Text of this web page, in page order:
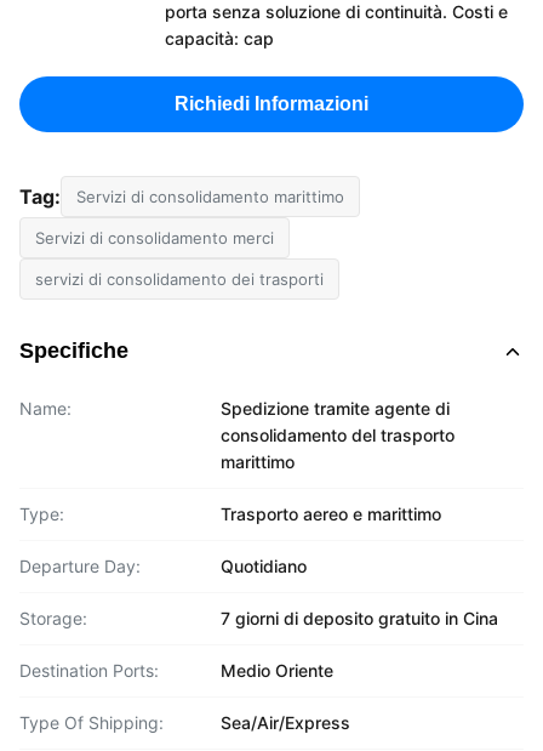
porta senza soluzione di continuità. Costi e
capacità: cap
Richiedi Informazioni
Tag: Servizi di consolidamento marittimo
Servizi di consolidamento merci
servizi di consolidamento dei trasporti
Specifiche
Name:
Spedizione tramite agente di
consolidamento del trasporto
marittimo
Type: Trasporto aereo e marittimo
Departure Day: Quotidiano
Storage: 7 giorni di deposito gratuito in Cina
Destination Ports: Medio Oriente
Type Of Shipping: Sea/Air/Express